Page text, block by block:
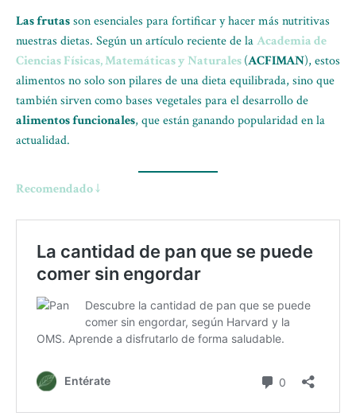
Las frutasson esenciales para fortificar y hacer más nutritivas
nuestras dietas. Según un artículo reciente de laAcademia de
Ciencias Físicas, Matemáticas y Naturales(ACFIMAN), estos
alimentos no solo son pilares de una dieta equilibrada, sino que
también sirven como bases vegetales para el desarrollo de
alimentos funcionales, que están ganando popularidad en la
actualidad.
Recomendado ↓